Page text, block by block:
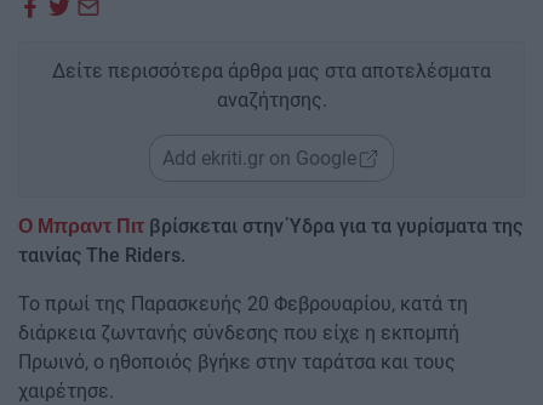
Δείτε περισσότερα άρθρα μας στα αποτελέσματα
αναζήτησης.
Add ekriti.gr on Google
Ο Μπραντ Πιτ βρίσκεται στην Ύδρα για τα γυρίσματα της
ταινίας The Riders.
Το πρωί της Παρασκευής 20 Φεβρουαρίου, κατά τη
διάρκεια ζωντανής σύνδεσης που είχε η εκπομπή
Πρωινό, ο ηθοποιός βγήκε στην ταράτσα και τους
χαιρέτησε.